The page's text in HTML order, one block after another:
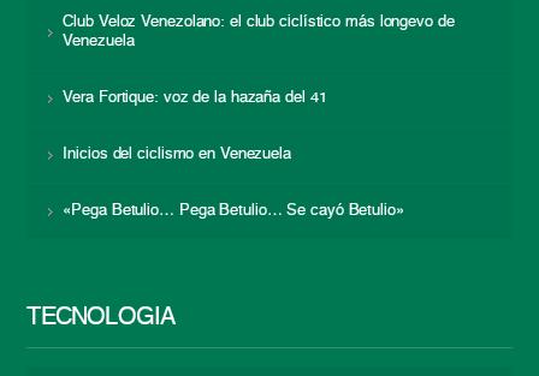
Club Veloz Venezolano: el club ciclístico más longevo de
Venezuela
Vera Fortique: voz de la hazaña del 41
Inicios del ciclismo en Venezuela
«Pega Betulio… Pega Betulio… Se cayó Betulio»
TECNOLOGÍA